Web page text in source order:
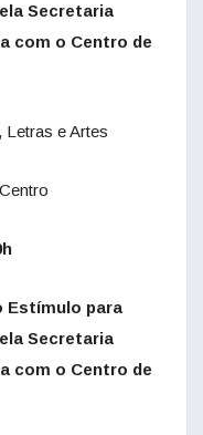
Secretaria
com o Centro de
Letras e Artes
Estímulo para
Secretaria
com o Centro de